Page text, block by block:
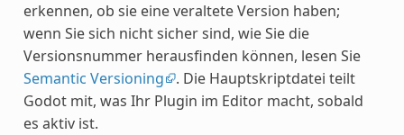
erkennen, ob sie eine veraltete Version haben;
wenn Sie sich nicht sicher sind, wie Sie die
Versionsnummer herausfinden können, lesen Sie
Semantic Versioning
. Die Hauptskriptdatei teilt
Godot mit, was Ihr Plugin im Editor macht, sobald
es aktiv ist.